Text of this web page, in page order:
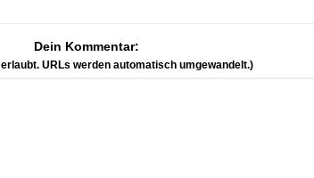
Dein Kommentar:
erlaubt. URLs werden automatisch umgewandelt.)